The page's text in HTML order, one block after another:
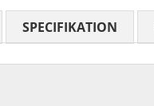
SPECIFIKATION